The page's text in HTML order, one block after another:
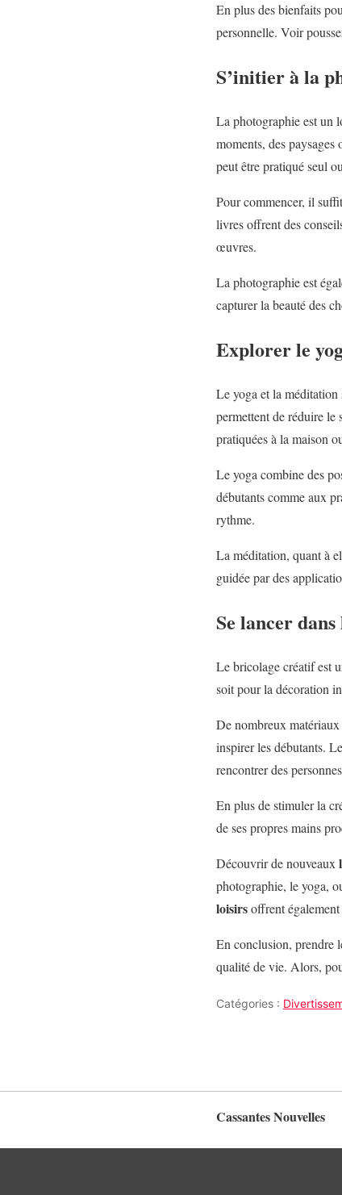
En plus des bienfaits
personnelle. Voir
S’initier à la
La photographie est un
moments, des
peut être pratiqué seul
Pour commencer, il
livres offrent des
œuvres.
La photographie est
capturer la beauté des
Explorer le
Le yoga et la méditation
permettent de réduire le
pratiquées à la maison
Le yoga combine des
débutants comme aux
rythme.
La méditation, quant à
guidée par des
Se lancer
Le bricolage créatif est
soit pour la décoration
De nombreux
inspirer les débutants.
rencontrer des
En plus de stimuler la
de ses propres mains
Découvrir de nouveaux
photographie, le yoga,
loisirsoffrent
En conclusion, prendre
qualité de vie. Alors,
Catégories :
Cassantes Nouvelles